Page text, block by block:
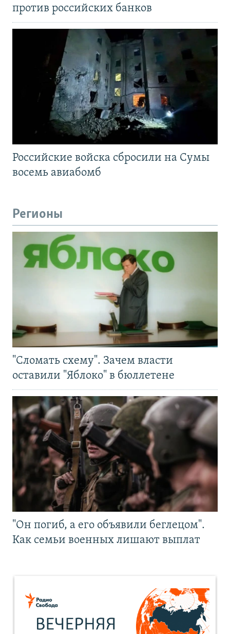
против российских банков
Российские войска сбросили на Сумы
восемь авиабомб
Регионы
"Сломать схему". Зачем власти
оставили "Яблоко" в бюллетене
"Он погиб, а его объявили беглецом".
Как семьи военных лишают выплат